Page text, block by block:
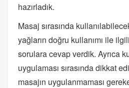
hazırladık.
Masaj sırasında
yağların doğru kullanımı ile
sorulara cevap verdik. Ayrıca
uygulaması sırasında dikkat
masajın uygulanmaması